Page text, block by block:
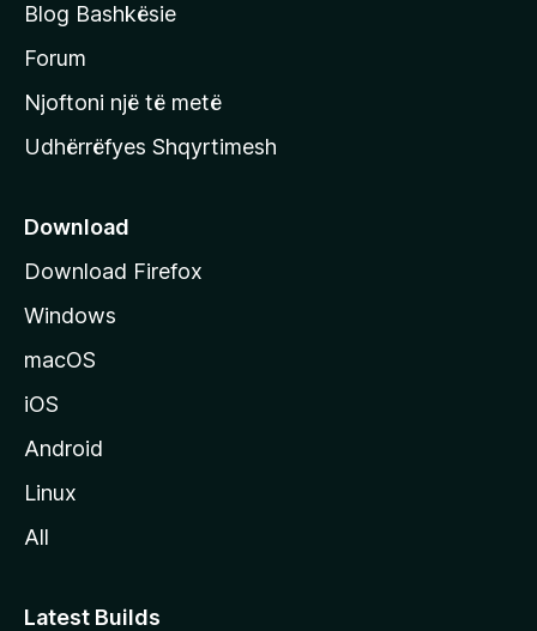
a
h
y
ë
e
M
o
l
l
s
Blog Bashkësie
Forum
Njoftoni një të metë
Udhërrëfyes Shqyrtimesh
Download
Download Firefox
Windows
macOS
iOS
Android
Linux
All
Latest Builds